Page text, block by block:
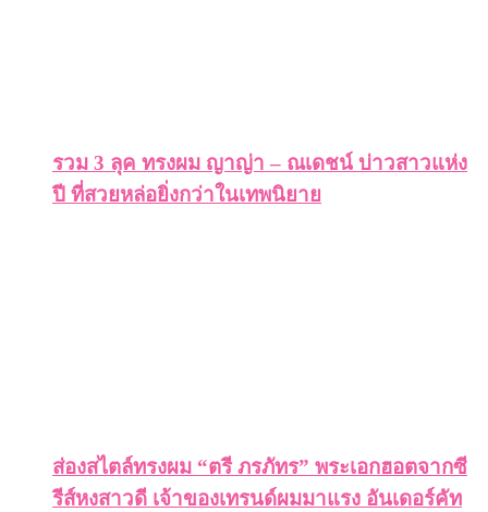
รวม 3 ลุค ทรงผม ญาญ่า – ณเดชน์ บ่าวสาวแห่ง
ปี ที่สวยหล่อยิ่งกว่าในเทพนิยาย
ส่องสไตล์ทรงผม “ตรี ภรภัทร” พระเอกฮอตจากซี
รีส์หงสาวดี เจ้าของเทรนด์ผมมาแรง อันเดอร์คัท